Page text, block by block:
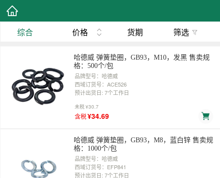
综合 价格 货期 筛选
哈德威 弹簧垫圈，GB93，M10，发黑 售卖规
格：500个/包
品牌型号：哈德威
西域订货号：ACE526
预计出货日: 7个工作日
未税¥30.7
含税¥34.69
哈德威 弹簧垫圈，GB93，M8，蓝白锌 售卖规
格：1000个/包
品牌型号：哈德威
西域订货号：EFP841
预计出货日: 7个工作日